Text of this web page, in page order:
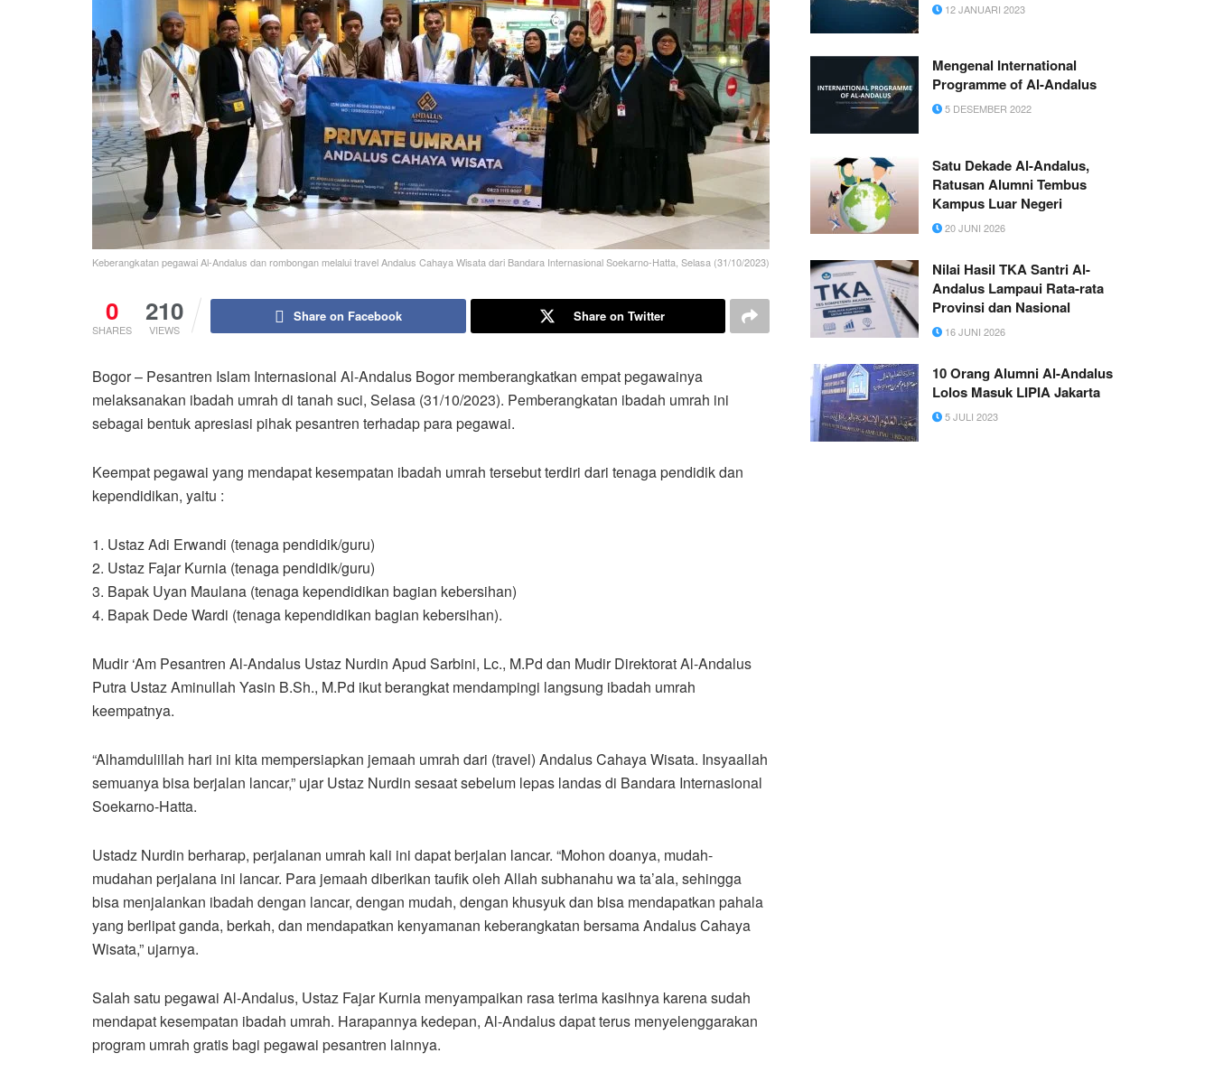
Keberangkatan pegawai Al-Andalus dan rombongan melalui travel Andalus Cahaya Wisata dari Bandara Internasional Soekarno-Hatta, Selasa (31/10/2023)
0
SHARES
210
VIEWS
Share on Facebook Share on Twitter
Bogor – Pesantren Islam Internasional Al-Andalus Bogor memberangkatkan empat pegawainya
melaksanakan ibadah umrah di tanah suci, Selasa (31/10/2023). Pemberangkatan ibadah umrah ini
sebagai bentuk apresiasi pihak pesantren terhadap para pegawai.
Keempat pegawai yang mendapat kesempatan ibadah umrah tersebut terdiri dari tenaga pendidik dan
kependidikan, yaitu :
1. Ustaz Adi Erwandi (tenaga pendidik/guru)
2. Ustaz Fajar Kurnia (tenaga pendidik/guru)
3. Bapak Uyan Maulana (tenaga kependidikan bagian kebersihan)
4. Bapak Dede Wardi (tenaga kependidikan bagian kebersihan).
Mudir ‘Am Pesantren Al-Andalus Ustaz Nurdin Apud Sarbini, Lc., M.Pd dan Mudir Direktorat Al-Andalus
Putra Ustaz Aminullah Yasin B.Sh., M.Pd ikut berangkat mendampingi langsung ibadah umrah
keempatnya.
“Alhamdulillah hari ini kita mempersiapkan jemaah umrah dari (travel) Andalus Cahaya Wisata. Insyaallah
semuanya bisa berjalan lancar,” ujar Ustaz Nurdin sesaat sebelum lepas landas di Bandara Internasional
Soekarno-Hatta.
Ustadz Nurdin berharap, perjalanan umrah kali ini dapat berjalan lancar. “Mohon doanya, mudah-
mudahan perjalana ini lancar. Para jemaah diberikan taufik oleh Allah subhanahu wa ta’ala, sehingga
bisa menjalankan ibadah dengan lancar, dengan mudah, dengan khusyuk dan bisa mendapatkan pahala
yang berlipat ganda, berkah, dan mendapatkan kenyamanan keberangkatan bersama Andalus Cahaya
Wisata,” ujarnya.
Salah satu pegawai Al-Andalus, Ustaz Fajar Kurnia menyampaikan rasa terima kasihnya karena sudah
mendapat kesempatan ibadah umrah. Harapannya kedepan, Al-Andalus dapat terus menyelenggarakan
program umrah gratis bagi pegawai pesantren lainnya.
12 JANUARI 2023
Mengenal International
Programme of Al-Andalus
5 DESEMBER 2022
Satu Dekade Al-Andalus,
Ratusan Alumni Tembus
Kampus Luar Negeri
20 JUNI 2026
Nilai Hasil TKA Santri Al-
Andalus Lampaui Rata-rata
Provinsi dan Nasional
16 JUNI 2026
10 Orang Alumni Al-Andalus
Lolos Masuk LIPIA Jakarta
5 JULI 2023